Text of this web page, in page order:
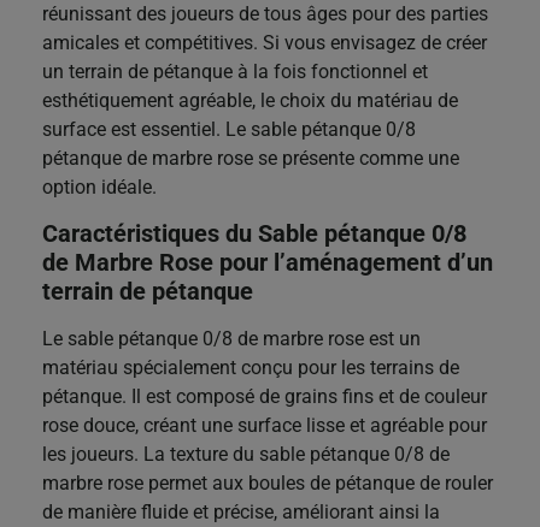
réunissant des joueurs de tous âges pour des parties
amicales et compétitives. Si vous envisagez de créer
un terrain de pétanque à la fois fonctionnel et
esthétiquement agréable, le choix du matériau de
surface est essentiel. Le sable pétanque 0/8
pétanque de marbre rose se présente comme une
option idéale.
Caractéristiques du Sable pétanque 0/8
de Marbre Rose pour l’aménagement d’un
terrain de pétanque
Le sable pétanque 0/8 de marbre rose est un
matériau spécialement conçu pour les terrains de
pétanque. Il est composé de grains fins et de couleur
rose douce, créant une surface lisse et agréable pour
les joueurs. La texture du sable pétanque 0/8 de
marbre rose permet aux boules de pétanque de rouler
de manière fluide et précise, améliorant ainsi la